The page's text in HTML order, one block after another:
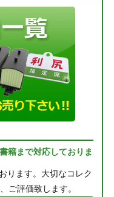
籍まで対応しておりま
ります。大切なコレク
ご評価致します。